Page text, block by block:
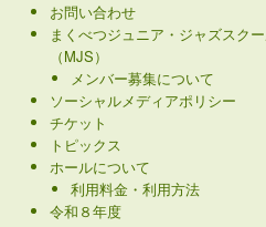
お問い合わせ
まくべつジュニア・ジャズスク
（MJS）
メンバー募集について
ソーシャルメディアポリシー
チケット
トピックス
ホールについて
利用料金・利用方法
令和８年度